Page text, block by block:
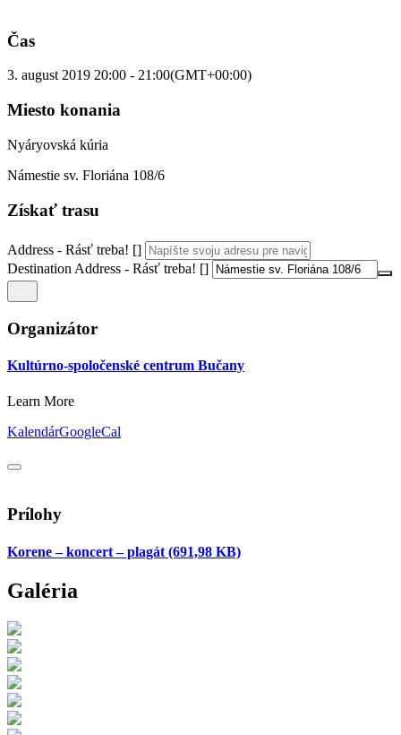
Čas
3. august 2019 20:00 - 21:00(GMT+00:00)
Miesto konania
Nyáryovská kúria
Námestie sv. Floriána 108/6
Získať trasu
Address - Rásť treba! []
Destination Address - Rásť treba! []
Organizátor
Kultúrno-spoločenské centrum Bučany
Learn More
KalendárGoogleCal
Prílohy
Korene – koncert – plagát (691,98 KB)
Galéria